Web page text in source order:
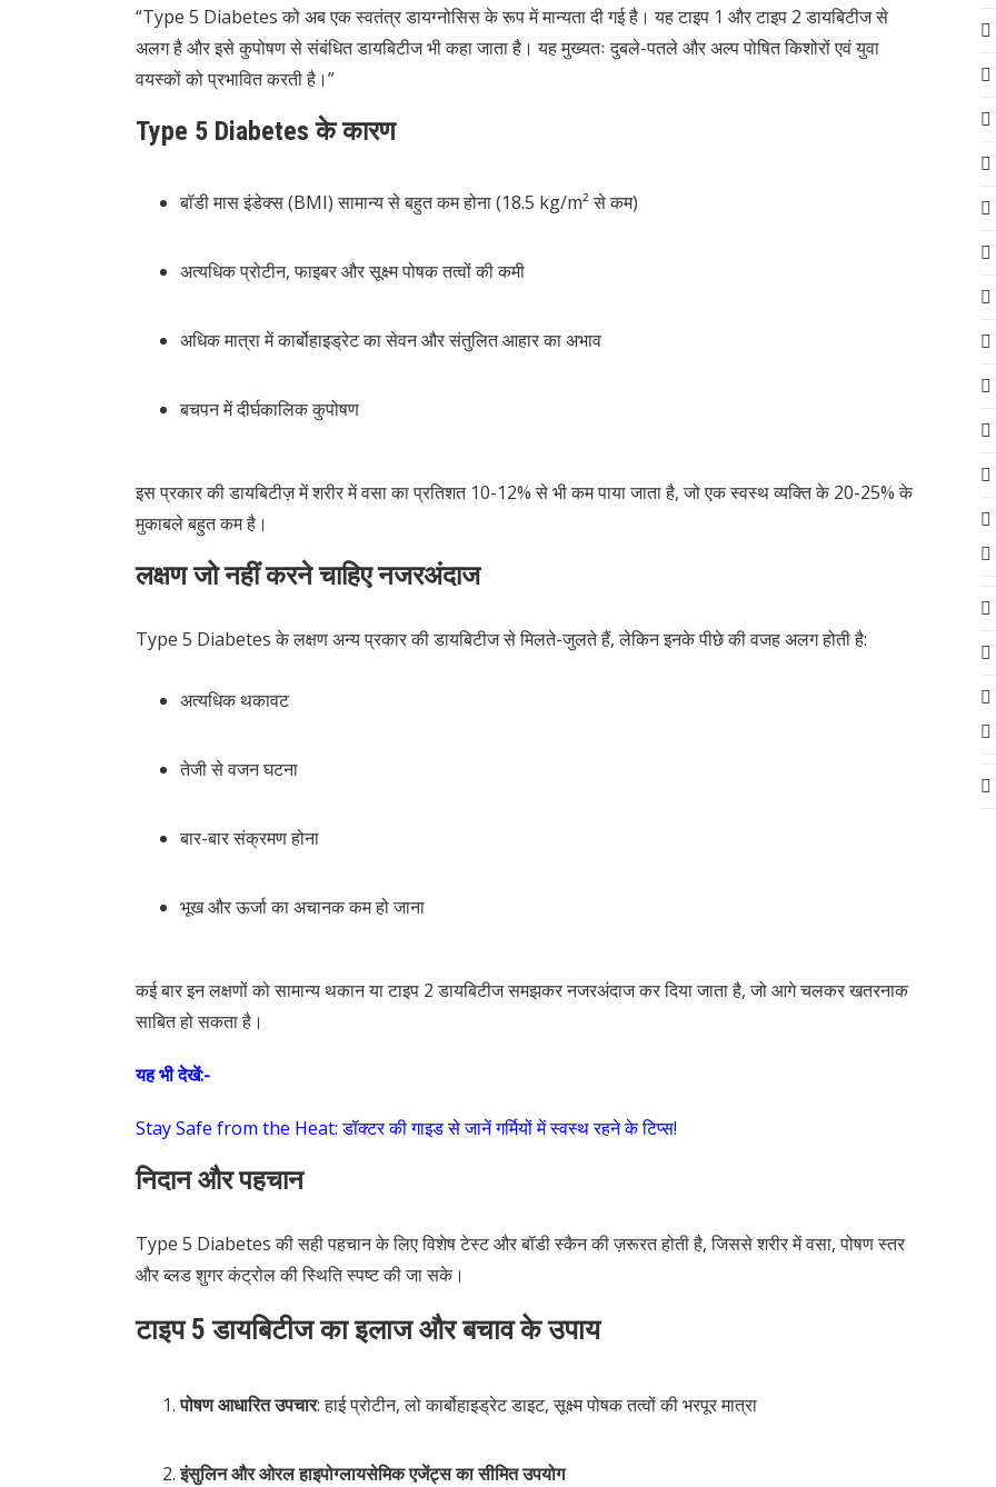
“Type 5 Diabetes को अब एक स्वतंत्र डायग्नोसिस के रूप में मान्यता दी गई है। यह टाइप 1 और टाइप 2 डायबिटीज से
अलग है और इसे कुपोषण से संबंधित डायबिटीज भी कहा जाता है। यह मुख्यतः दुबले-पतले और अल्प पोषित किशोरों एवं युवा
वयस्कों को प्रभावित करती है।”
Type 5 Diabetes के कारण
बॉडी मास इंडेक्स (BMI) सामान्य से बहुत कम होना (18.5 kg/m² से कम)
अत्यधिक प्रोटीन, फाइबर और सूक्ष्म पोषक तत्वों की कमी
अधिक मात्रा में कार्बोहाइड्रेट का सेवन और संतुलित आहार का अभाव
बचपन में दीर्घकालिक कुपोषण
इस प्रकार की डायबिटीज़ में शरीर में वसा का प्रतिशत 10-12% से भी कम पाया जाता है, जो एक स्वस्थ व्यक्ति के 20-25% के
मुकाबले बहुत कम है।
लक्षण जो नहीं करने चाहिए नजरअंदाज
Type 5 Diabetes के लक्षण अन्य प्रकार की डायबिटीज से मिलते-जुलते हैं, लेकिन इनके पीछे की वजह अलग होती है:
अत्यधिक थकावट
तेजी से वजन घटना
बार-बार संक्रमण होना
भूख और ऊर्जा का अचानक कम हो जाना
कई बार इन लक्षणों को सामान्य थकान या टाइप 2 डायबिटीज समझकर नजरअंदाज कर दिया जाता है, जो आगे चलकर खतरनाक
साबित हो सकता है।
यह भी देखें:-
Stay Safe from the Heat: डॉक्टर की गाइड से जानें गर्मियों में स्वस्थ रहने के टिप्स!
निदान और पहचान
Type 5 Diabetes की सही पहचान के लिए विशेष टेस्ट और बॉडी स्कैन की ज़रूरत होती है, जिससे शरीर में वसा, पोषण स्तर
और ब्लड शुगर कंट्रोल की स्थिति स्पष्ट की जा सके।
टाइप 5 डायबिटीज का इलाज और बचाव के उपाय
पोषण आधारित उपचार: हाई प्रोटीन, लो कार्बोहाइड्रेट डाइट, सूक्ष्म पोषक तत्वों की भरपूर मात्रा
इंसुलिन और ओरल हाइपोग्लायसेमिक एजेंट्स का सीमित उपयोग